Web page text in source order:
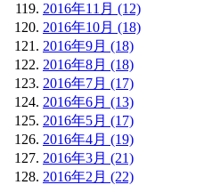
2016年11月 (12)
2016年10月 (18)
2016年9月 (18)
2016年8月 (18)
2016年7月 (17)
2016年6月 (13)
2016年5月 (17)
2016年4月 (19)
2016年3月 (21)
2016年2月 (22)